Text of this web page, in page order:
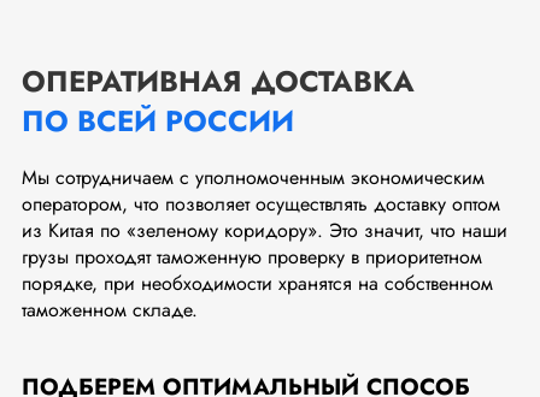
ОПЕРАТИВНАЯ ДОСТАВКА
ПО ВСЕЙ РОССИИ
Мы сотрудничаем с уполномоченным экономическим
оператором, что позволяет осуществлять доставку оптом
из Китая по «зеленому коридору». Это значит, что наши
грузы проходят таможенную проверку в приоритетном
порядке, при необходимости хранятся на собственном
таможенном складе.
ПОДБЕРЕМ ОПТИМАЛЬНЫЙ СПОСОБ